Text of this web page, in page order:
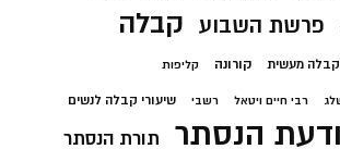
פרשת השבוע קבלה
קבלה מעשית קורונה קליפות
רבי חיים ויטאל רשבי שיעורי קבלה לנשים
הנסתר תורת הנסתר